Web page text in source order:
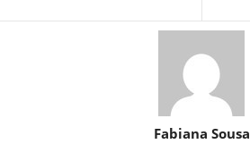
Fabiana Sousa